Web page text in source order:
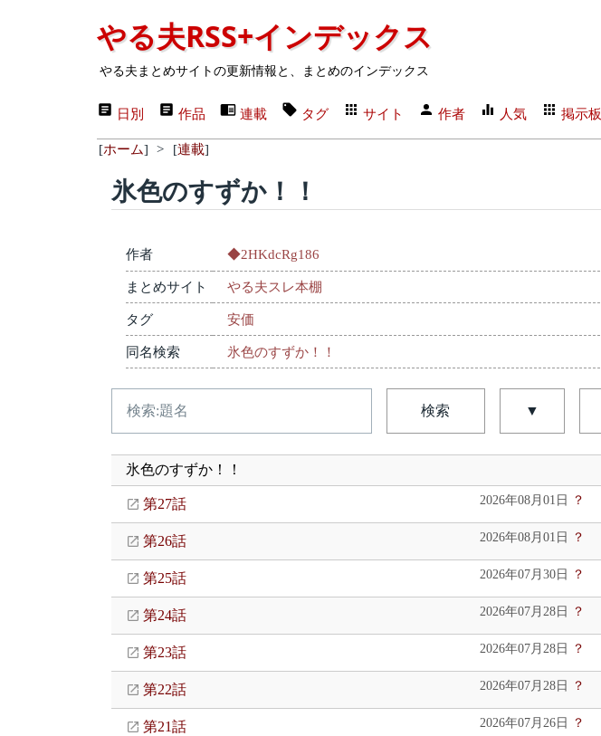
やる夫RSS+インデックス
やる夫まとめサイトの更新情報と、まとめのインデックス
日別 作品 連載 タグ サイト 作者 人気 掲示板
[ホーム] > [連載]
氷色のすずか！！
作者 ◆2HKdcRg186
まとめサイト やる夫スレ本棚
タグ 安価
同名検索 氷色のすずか！！
検索 ▼
氷色のすずか！！
第27話 2026年08月01日 ？
第26話 2026年08月01日 ？
第25話 2026年07月30日 ？
第24話 2026年07月28日 ？
第23話 2026年07月28日 ？
第22話 2026年07月28日 ？
第21話 2026年07月26日 ？